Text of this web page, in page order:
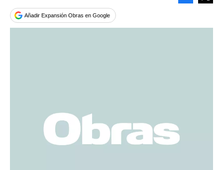
Añadir Expansión Obras en Google